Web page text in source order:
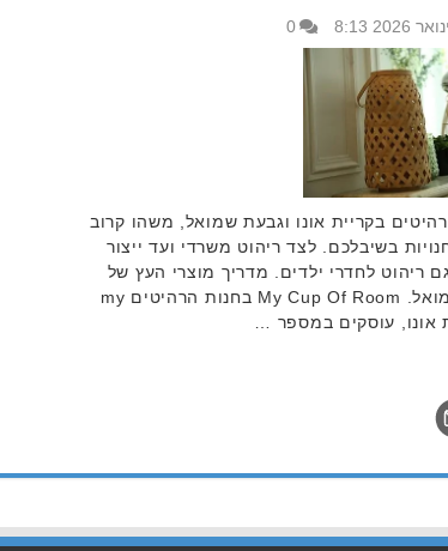
0
בקריית אונו וגבעת שמואל, משהו קרוב
בשיבלכם. לצד ריהוט משרדי ועד ייצור
ריהוט לחדרי ילדים. מדריך מוצרי העץ של
קריית אונו וגבעת שמואל. My Cup Of Room בחנות הרהיטים my